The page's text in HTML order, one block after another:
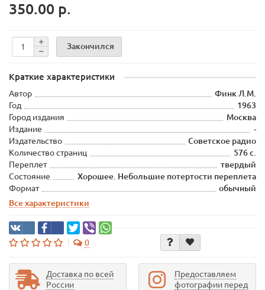
350.00 р.
Закончился
Краткие характеристики
Автор
Финк Л.М.
Год
1963
Город издания
Москва
Издание
-
Издательство
Советское радио
Количество страниц
576 с.
Переплет
твердый
Состояние
Хорошее. Небольшие потертости переплета
Формат
обычный
Все характеристики
0
Доставка по всей
России
Предоставляем
фотографии перед